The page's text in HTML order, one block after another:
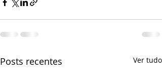
Posts recentes Ver tudo